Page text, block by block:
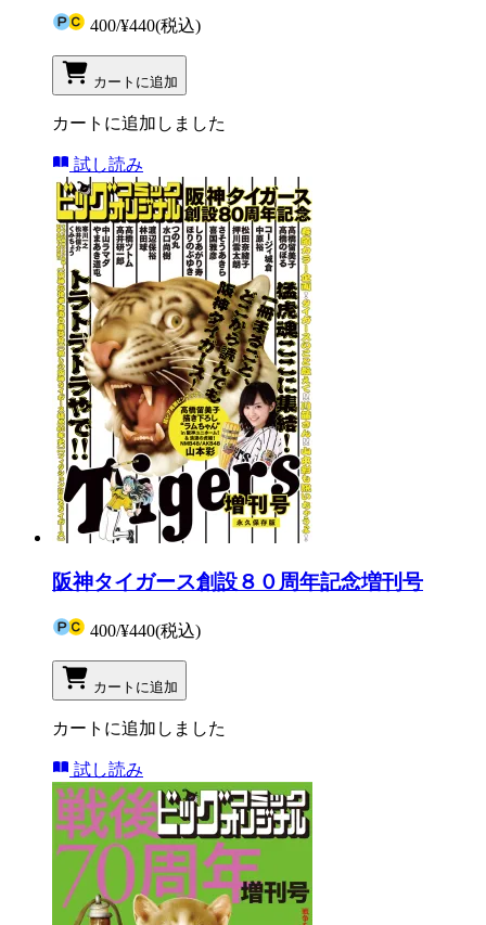
400/¥440(税込)
カートに追加
カートに追加しました
試し読み
阪神タイガース創設８０周年記念増刊号
400/¥440(税込)
カートに追加
カートに追加しました
試し読み